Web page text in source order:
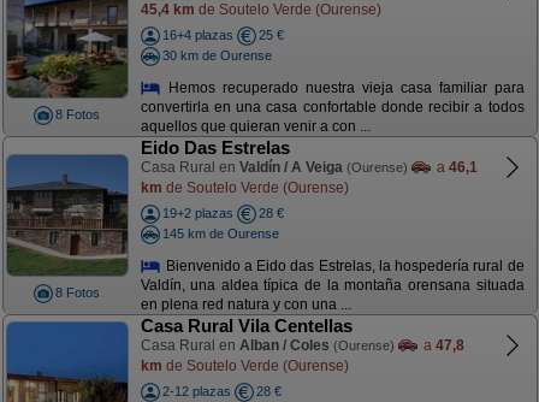
8 Fotos
45,4 km de Soutelo Verde (Ourense)
16+4 plazas
25 €
30 km de Ourense
Hemos recuperado nuestra vieja casa familiar para
convertirla en una casa confortable donde recibir a todos
aquellos que quieran venir a con ...
8 Fotos
Eido Das Estrelas
Casa Rural en Valdín / A Veiga (Ourense) a 46,1
km de Soutelo Verde (Ourense)
19+2 plazas
28 €
145 km de Ourense
Bienvenido a Eido das Estrelas, la hospedería rural de
Valdín, una aldea típica de la montaña orensana situada
en plena red natura y con una ...
Casa Rural Vila Centellas
Casa Rural en Alban / Coles (Ourense) a 47,8
km de Soutelo Verde (Ourense)
2-12 plazas
28 €